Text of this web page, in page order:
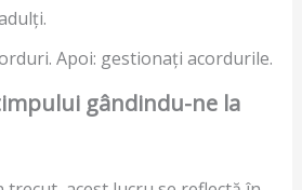
Apoi: gestionați acordurile.
gândindu-ne la